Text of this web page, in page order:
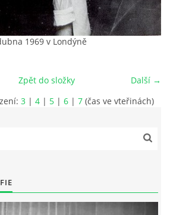
1969 v Londýně
Další →
Zpět do složky
3 | 4 | 5 | 6 | 7 (čas ve vteřinách)